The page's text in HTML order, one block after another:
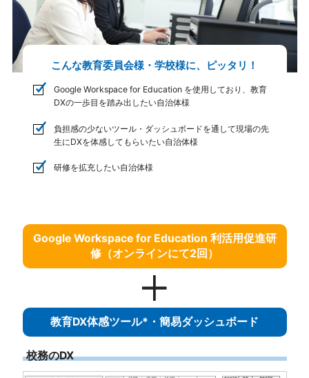
こんな教育委員会様・学校様に、ピッタリ！
Google Workspace for Education を使用しており、教育
DXの一歩目を踏み出したい自治体様
負担感の少ないツール・ダッシュボードを通して現場の先
生にDXを体感してもらいたい自治体様
研修を拡充したい自治体様
Google Workspace for Education 利活用促進研
修（オンラインにて2回）
教育DX体感ツール*・簡易ダッシュボード
校務のDX